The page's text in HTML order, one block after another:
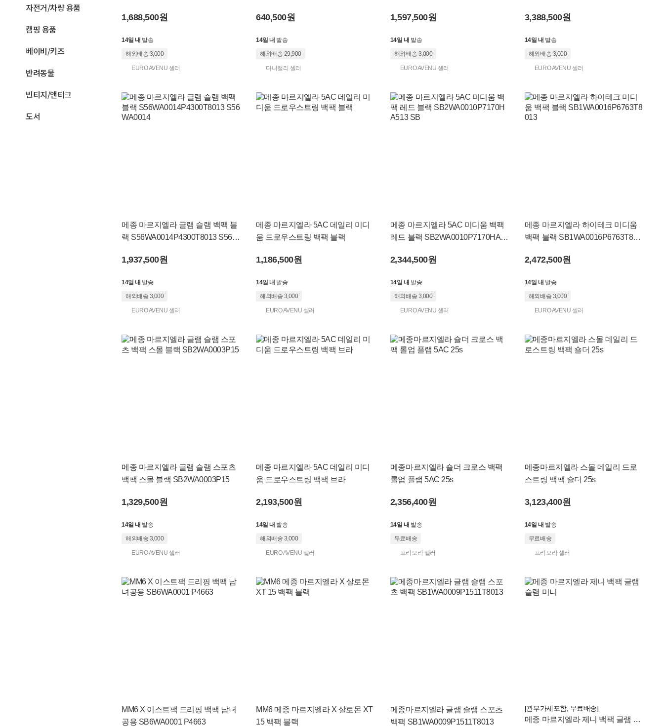
자전거/차량 용품
캠핑 용품
베이비/키즈
반려동물
빈티지/앤티크
도서
1,688,500원
14일 내 발송
해외배송 3,000
EURO AVENU 셀러
640,500원
14일 내 발송
해외배송 29,900
다니캘리 셀러
1,597,500원
14일 내 발송
해외배송 3,000
EURO AVENU 셀러
3,388,500원
14일 내 발송
해외배송 3,000
EURO AVENU 셀러
메종 마르지엘라 글램 슬램 백팩 블
랙 S56WA0014P4300T8013 S56W
1,937,500원
14일 내 발송
해외배송 3,000
EURO AVENU 셀러
메종 마르지엘라 5AC 데일리 미디
움 드로우스트링 백팩 블랙
1,186,500원
14일 내 발송
해외배송 3,000
EURO AVENU 셀러
메종 마르지엘라 5AC 미디움 백팩
레드 블랙 SB2WA0010P7170HA5
2,344,500원
14일 내 발송
해외배송 3,000
EURO AVENU 셀러
메종 마르지엘라 하이테크 미디움
백팩 블랙 SB1WA0016P6763T801
2,472,500원
14일 내 발송
해외배송 3,000
EURO AVENU 셀러
메종 마르지엘라 글램 슬램 스포츠
백팩 스몰 블랙 SB2WA0003P15
1,329,500원
14일 내 발송
해외배송 3,000
EURO AVENU 셀러
메종 마르지엘라 5AC 데일리 미디
움 드로우스트링 백팩 브라
2,193,500원
14일 내 발송
해외배송 3,000
EURO AVENU 셀러
메종마르지엘라 숄더 크로스 백팩
롤업 플랩 5AC 25s
2,356,400원
14일 내 발송
무료배송
프리모라 셀러
메종마르지엘라 스몰 데일리 드로
스트링 백팩 숄더 25s
3,123,400원
14일 내 발송
무료배송
프리모라 셀러
MM6 X 이스트팩 드리핑 백팩 남녀
공용 SB6WA0001 P4663
MM6 메종 마르지엘라 X 살로몬 XT
15 백팩 블랙
메종마르지엘라 글램 슬램 스포츠
백팩 SB1WA0009P1511T8013
[관부가세포함, 무료배송]
메종 마르지엘라 제니 백팩 글램 슬